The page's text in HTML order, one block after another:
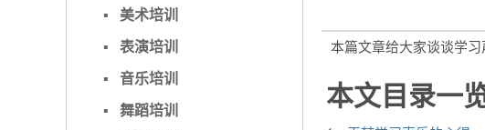
▪
美术培训
▪ 表演培训
▪
音乐培训
▪ 舞蹈培训
本篇文章给大家谈谈学
本文目录一览